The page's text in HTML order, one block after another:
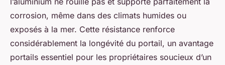
corrosion, même dans des climats humides ou
exposés à la mer. Cette résistance renforce
considérablement la longévité du portail, un avantage
portails essentiel pour les propriétaires soucieux d’un